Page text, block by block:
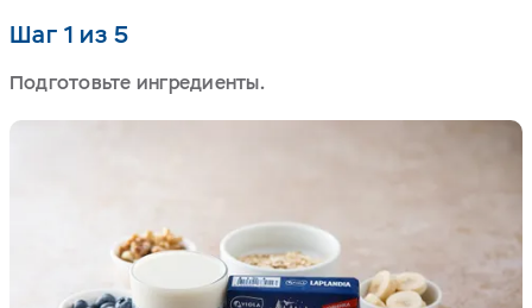
Шаг 1 из 5
Подготовьте ингредиенты.